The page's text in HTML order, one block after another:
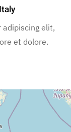
elit,
et dolore.